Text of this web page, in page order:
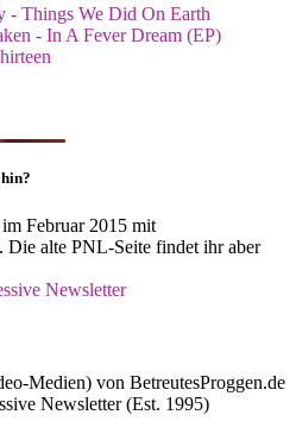
- Things We Did On Earth
- In A Fever Dream (EP)
Februar 2015 mit
Die alte PNL-Seite findet ihr aber
Medien) von BetreutesProggen.de
Newsletter (Est. 1995)